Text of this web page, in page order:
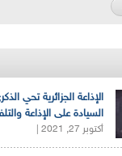
السيادة على الإذاعة
أكتوبر 27, 2021 |